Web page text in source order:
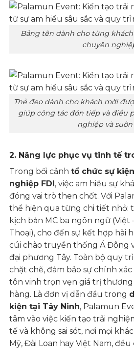
Bảng tên dành cho từng
chuyên
Thẻ đeo dành cho khách mời
giúp công tác đón tiếp và điều
nghiệp và suôn
2. Năng lực phục vụ tinh tế
Trong bối cảnhtổ chức sự
nghiệp FDI , việc am hiểu sự
đóng vai trò then chốt. Với
thể hiện qua từng chi tiết nhỏ:
kịch bản MC ba ngôn ngữ (Việt
Thoại), cho đến sự kết hợp hài
cúi chào truyền thống Á Đông
đại phương Tây. Toàn bộ quy
chặt chẽ, đảm bảo sự chính
tôn vinh trọn vẹn giá trị
hàng. Là đơn vị dẫn đầu trong
kiện tại Tây Ninh, Palamun
tâm vào việc kiến tạo trải
tế và không sai sót, nơi mọi
Mỹ, Đài Loan hay Việt Nam,